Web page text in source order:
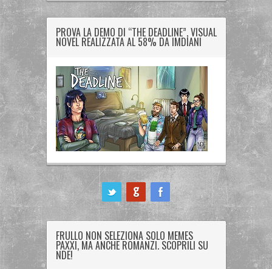
PROVA LA DEMO DI “THE DEADLINE”, VISUAL
NOVEL REALIZZATA AL 58% DA IMDIANI
FRULLO NON SELEZIONA SOLO MEMES
PAXXI, MA ANCHE ROMANZI. SCOPRILI SU
NDE!